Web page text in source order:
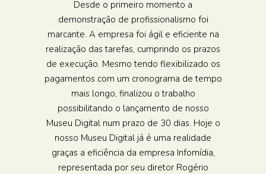
Desde o primeiro momento a
demonstração de profissionalismo foi
marcante. A empresa foi ágil e eficiente na
realização das tarefas, cumprindo os prazos
de execução. Mesmo tendo flexibilizado os
pagamentos com um cronograma de tempo
mais longo, finalizou o trabalho
possibilitando o lançamento de nosso
Museu Digital num prazo de 30 dias. Hoje o
nosso Museu Digital já é uma realidade
graças a eficiência da empresa Infomídia,
representada por seu diretor Rogério